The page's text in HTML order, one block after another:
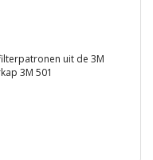
uit de 3M
3M 501